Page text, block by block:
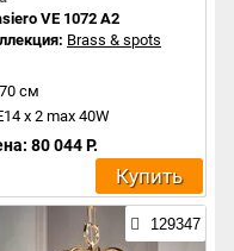
VE 1072 A2
Brass & spots
70 см
x 2 max 40W
80 044 Р.
Купить
129347